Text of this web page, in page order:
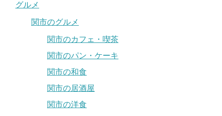
グルメ
関市のグルメ
関市のカフェ・喫茶
関市のパン・ケーキ
関市の和食
関市の居酒屋
関市の洋食